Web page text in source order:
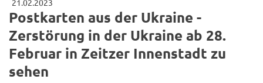
21.02.2023
Postkarten aus der Ukraine -
Zerstörung in der Ukraine ab 28.
Februar in Zeitzer Innenstadt zu
sehen